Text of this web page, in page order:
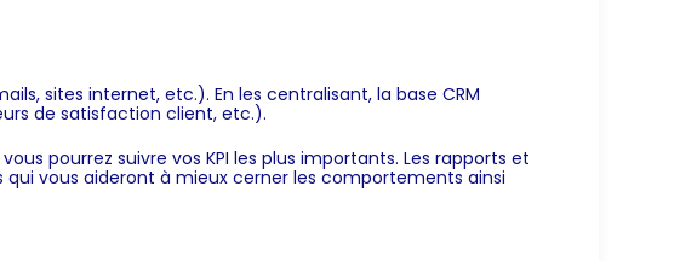
sites internet, etc.). En les centralisant, la base CRM
de satisfaction client, etc.).
pourrez suivre vos KPI les plus importants. Les rapports et
vous aideront à mieux cerner les comportements ainsi